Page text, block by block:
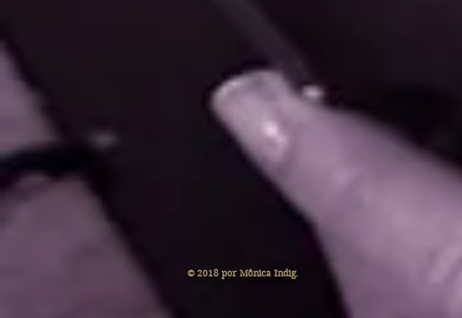
© 2018 por Mônica Indig.